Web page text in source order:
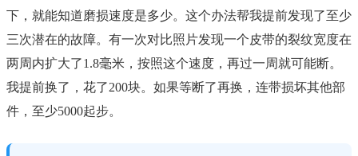
下，就能知道磨损速度是多少。这个办法帮我提前发现了至少
三次潜在的故障。有一次对比照片发现一个皮带的裂纹宽度在
两周内扩大了1.8毫米，按照这个速度，再过一周就可能断。
我提前换了，花了200块。如果等断了再换，连带损坏其他部
件，至少5000起步。